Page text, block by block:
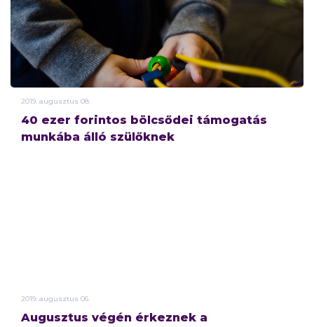
2019. augusztus 08.
40 ezer forintos bölcsődei támogatás
munkába álló szülőknek
2019. augusztus 06.
Augusztus végén érkeznek a